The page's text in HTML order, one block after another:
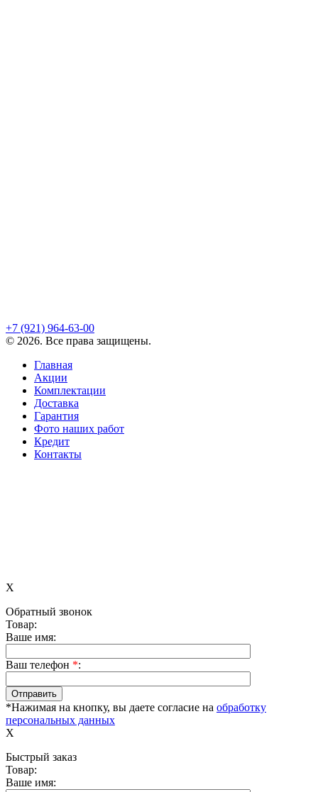
+7 (921) 964-63-00
© 2026. Все права защищены.
Главная
Акции
Комплектации
Доставка
Гарантия
Фото наших работ
Кредит
Контакты
X
Обратный звонок
Товар:
Ваше имя:
Ваш телефон *:
*Нажимая на кнопку, вы даете согласие на обработку
персональных данных
X
Быстрый заказ
Товар:
Ваше имя: